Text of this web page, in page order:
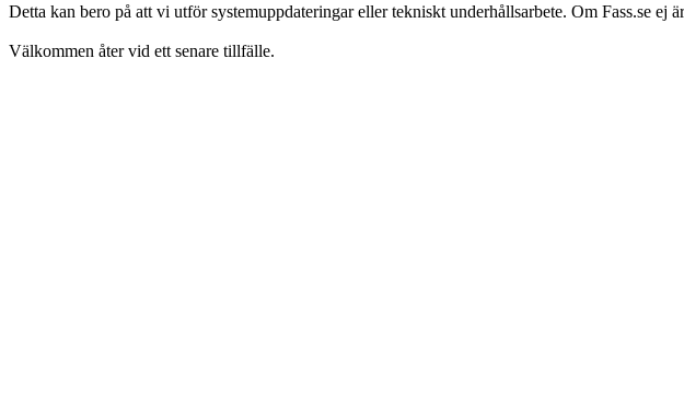
Detta kan bero på att vi utför systemuppdateringar eller tekniskt underhållsarbete. Om Fass.se
Välkommen åter vid ett senare tillfälle.